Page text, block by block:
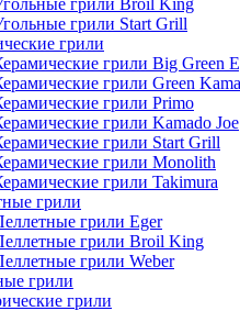
грили Start Grill
грили
грили Big Green
грили Green
грили Primo
грили Kamado Joe
грили Start Grill
грили Monolith
грили Takimura
грили
грили Eger
грили Broil King
грили Weber
грили
грили